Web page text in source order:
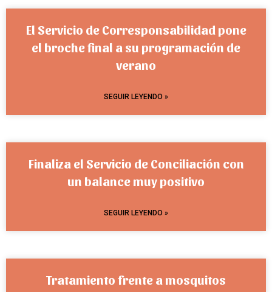
El Servicio de Corresponsabilidad pone
el broche final a su programación de
verano
SEGUIR LEYENDO »
Finaliza el Servicio de Conciliación con
un balance muy positivo
SEGUIR LEYENDO »
Tratamiento frente a mosquitos